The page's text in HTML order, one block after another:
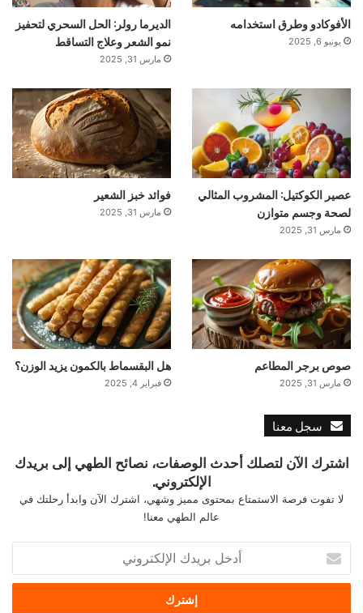
الأفوكادو وطرق استخدامه
يونيو 6, 2025
الديرما رولر: الحل السحري لتحفيز
نمو الشعر وعلاج التساقط
مارس 31, 2025
عصير الكوكتيل: المشروب المثالي
لصحة وجسم متوازن
مارس 31, 2025
فوائد خبز الشعير
مارس 31, 2025
صوص برجر المطاعم
مارس 31, 2025
هل البقسماط بالكمون يزيد الوزن؟
فبراير 4, 2025
سجل معنا
اشترك الآن لتصلك أحدث الوصفات، نصائح الطهي إلى بريدك
الإلكتروني.
لا تفوت فرصة الاستمتاع بمحتوى مميز وشهي، اشترك الآن وابدأ رحلتك في
عالم الطهي معنا!
خ